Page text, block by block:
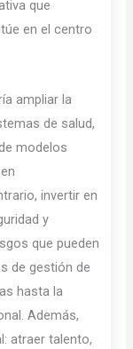
que
en el centro
ampliar la
de salud,
modelos
invertir en
y
que pueden
de gestión de
hasta la
Además,
atraer talento,